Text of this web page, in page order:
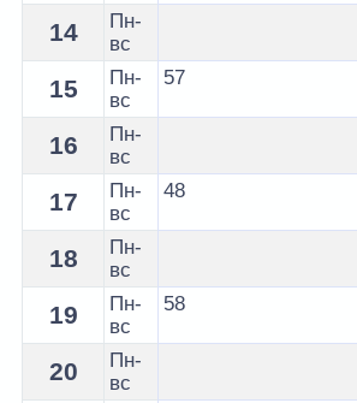
14
Пн-
вс
15
Пн-
вс
57
16
Пн-
вс
17
Пн-
вс
48
18
Пн-
вс
19
Пн-
вс
58
20
Пн-
вс